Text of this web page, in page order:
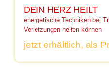
DEIN HERZ HEILT
energetische Techniken bei
Verletzungen helfen können
jetzt erhältlich, als